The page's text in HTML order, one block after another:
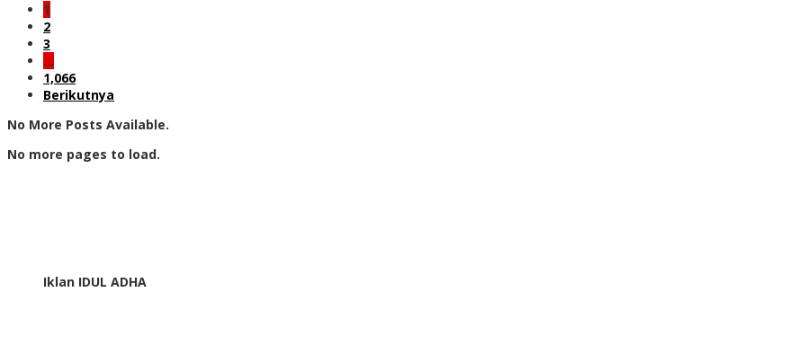
1
2
3
…
1,066
Berikutnya
No More Posts Available.
No more pages to load.
Iklan IDUL ADHA